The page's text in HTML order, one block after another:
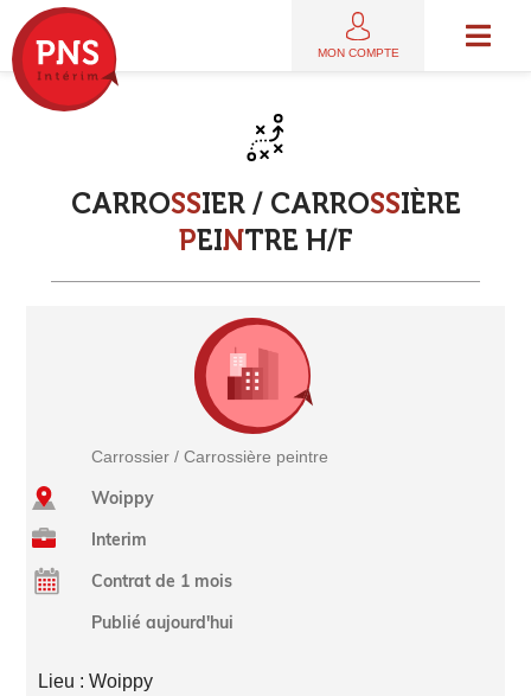
MON COMPTE
CARROSSIER / CARROSSIÈRE
PEINTRE H/F
Carrossier / Carrossière peintre
Woippy
Interim
Contrat de 1 mois
Publié aujourd'hui
Lieu : Woippy